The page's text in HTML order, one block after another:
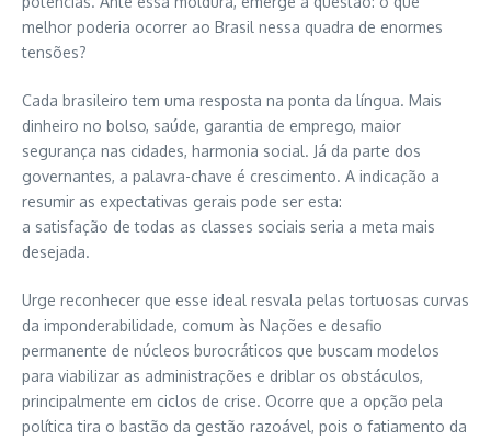
melhor poderia ocorrer ao Brasil nessa quadra de enormes
tensões?
Cada brasileiro tem uma resposta na ponta da língua. Mais
dinheiro no bolso, saúde, garantia de emprego, maior
segurança nas cidades, harmonia social. Já da parte dos
governantes, a palavra-chave é crescimento. A indicação a
resumir as expectativas gerais pode ser esta:
a satisfação de todas as classes sociais seria a meta mais
desejada.
Urge reconhecer que esse ideal resvala pelas tortuosas curvas
da imponderabilidade, comum às Nações e desafio
permanente de núcleos burocráticos que buscam modelos
para viabilizar as administrações e driblar os obstáculos,
principalmente em ciclos de crise. Ocorre que a opção pela
política tira o bastão da gestão razoável, pois o fatiamento da